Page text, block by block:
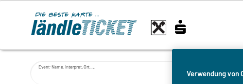
Event-Name, Interpret, Ort, ...
Verwendung von